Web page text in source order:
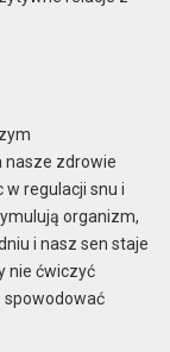
nasze zdrowie
regulacji snu i
organizm,
i nasz sen staje
nie ćwiczyć
spowodować